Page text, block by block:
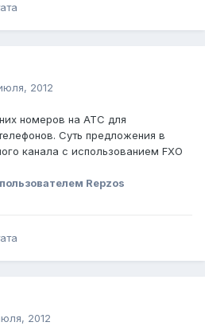
2012
номеров на АТС для
Суть предложения в
канала с использованием FXO
пользователем Repzos
2012